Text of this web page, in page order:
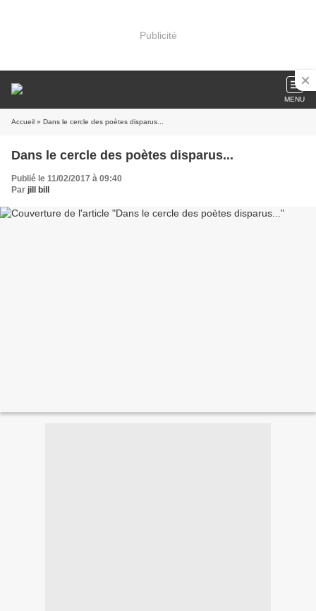
Publicité
MENU
Accueil » Dans le cercle des poètes disparus...
Dans le cercle des poètes disparus...
Publié le 11/02/2017 à 09:40
Par jill bill